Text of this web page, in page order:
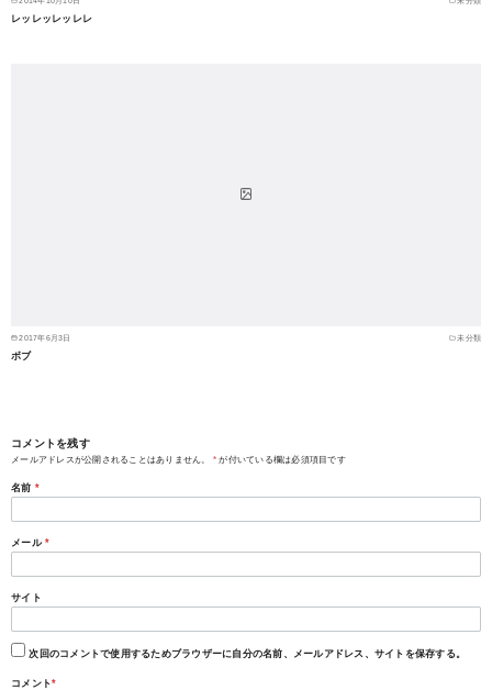
レッレッレッレレ
2017年6月3日 未分類
ボブ
コメントを残す
メールアドレスが公開されることはありません。 * が付いている欄は必須項目です
名前 *
メール *
サイト
次回のコメントで使用するためブラウザーに自分の名前、メールアドレス、サイトを保存する。
コメント*